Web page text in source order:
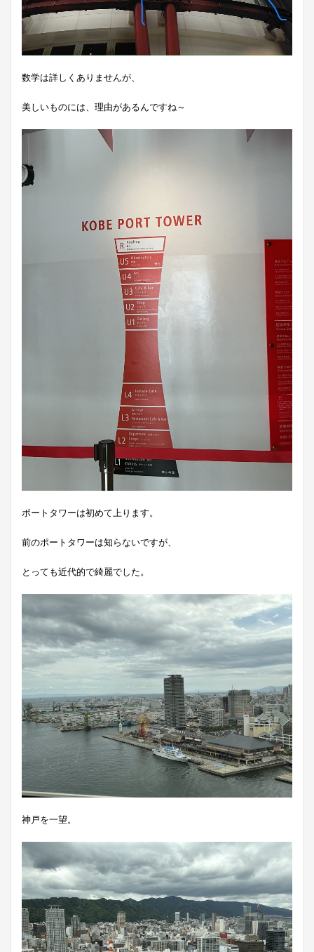
数学は詳しくありませんが、
美しいものには、理由があるんですね～
ポートタワーは初めて上ります。
前のポートタワーは知らないですが、
とっても近代的で綺麗でした。
神戸を一望。